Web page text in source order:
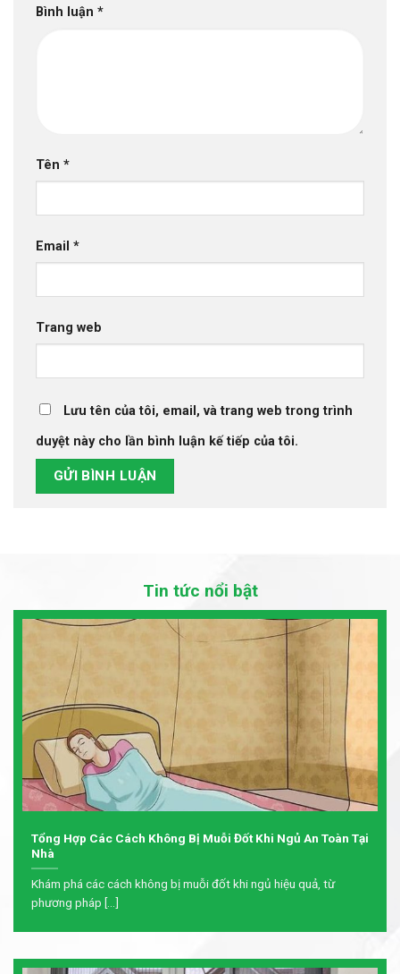
Bình luận *
Tên *
Email *
Trang web
Lưu tên của tôi, email, và trang web trong trình
duyệt này cho lần bình luận kế tiếp của tôi.
Tin tức nổi bật
Tổng Hợp Các Cách Không Bị Muỗi Đốt Khi Ngủ An Toàn Tại
Nhà
Khám phá các cách không bị muỗi đốt khi ngủ hiệu quả, từ
phương pháp [...]